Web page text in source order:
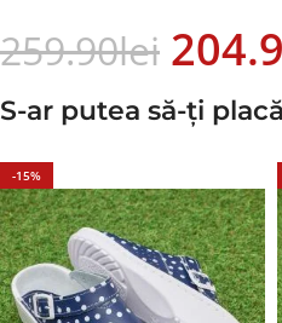
259.90Lei
S-ar putea să-ți
-15%